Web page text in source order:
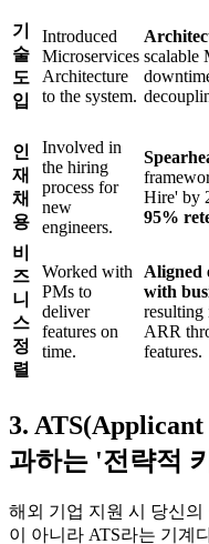
기
술
도
입
Introduced
Microservices
Architecture
to the system.
scalable
인
재
채
용
Involved in
the hiring
process for
new
engineers.
Hire' by
95%
비
즈
니
스
정
렬
Worked with
PMs to
deliver
features on
time.
Aligned
with
resulting
ARR
features.
3.
과하는 '전략적
해외 기업 지원 시 당신
이 아니라 ATS라는 기계